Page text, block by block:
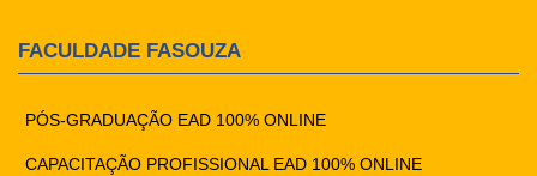
FACULDADE FASOUZA
PÓS-GRADUAÇÃO EAD 100% ONLINE
CAPACITAÇÃO PROFISSIONAL EAD 100% ONLINE